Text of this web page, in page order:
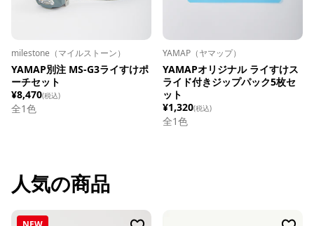
milestone（マイルストーン）
YAMAP別注 MS-G3ライすけポ
ーチセット
¥8,470(税込)
全1色
YAMAP（ヤマップ）
YAMAPオリジナル ライすけス
ライド付きジップパック5枚セ
ット
¥1,320(税込)
全1色
人気の商品